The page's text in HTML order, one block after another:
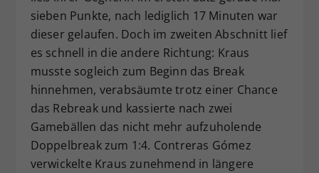
sieben Punkte, nach lediglich 17 Minuten war
dieser gelaufen. Doch im zweiten Abschnitt lief
es schnell in die andere Richtung: Kraus
musste sogleich zum Beginn das Break
hinnehmen, verabsäumte trotz einer Chance
das Rebreak und kassierte nach zwei
Gamebällen das nicht mehr aufzuholende
Doppelbreak zum 1:4. Contreras Gómez
verwickelte Kraus zunehmend in längere